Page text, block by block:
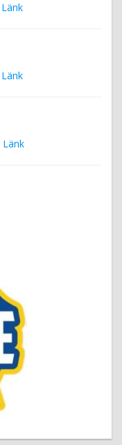
Länk
Länk
Länk